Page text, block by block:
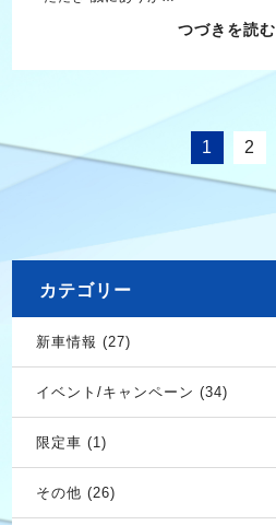
つづきを読む
1 2
カテゴリー
新車情報 (27)
イベント/キャンペーン (34)
限定車 (1)
その他 (26)